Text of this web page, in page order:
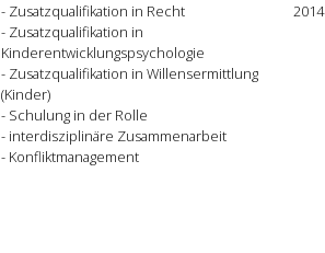
- Zusatzqualifikation in Recht
- Zusatzqualifikation in
Kinderentwicklungspsychologie
- Zusatzqualifikation in Willensermittlung
(Kinder)
- Schulung in der Rolle
- interdisziplinäre Zusammenarbeit
- Konfliktmanagement
2014